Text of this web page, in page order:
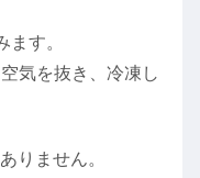
す。
気を抜き、冷凍し
りません。